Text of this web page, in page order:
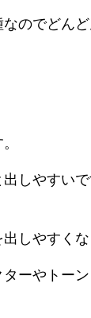
のでどんど
しやすい
しやすくな
ーやトー